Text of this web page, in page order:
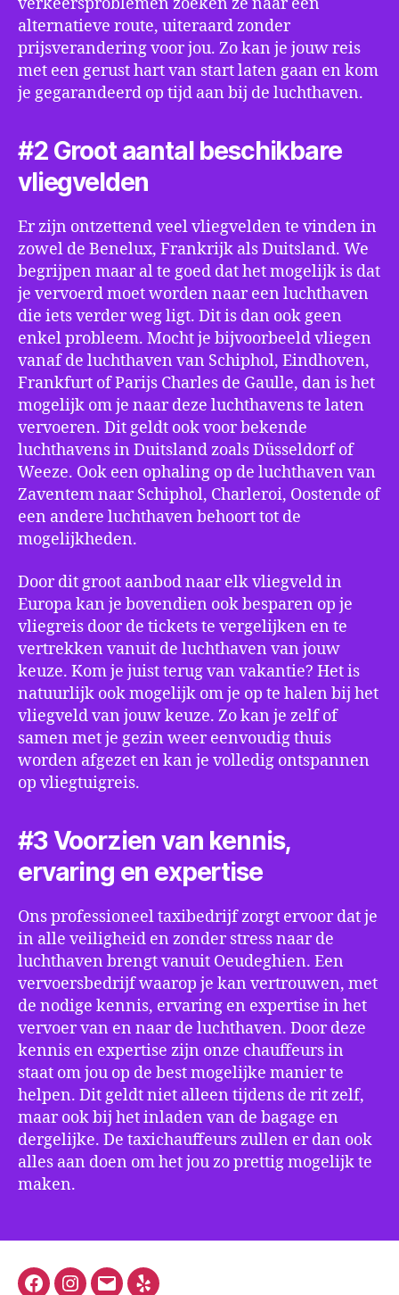
alternatieve route, uiteraard zonder
prijsverandering voor jou. Zo kan je jouw reis
met een gerust hart van start laten gaan en kom
je gegarandeerd op tijd aan bij de luchthaven.
#2 Groot aantal beschikbare
vliegvelden
Er zijn ontzettend veel vliegvelden te vinden in
zowel de Benelux, Frankrijk als Duitsland. We
begrijpen maar al te goed dat het mogelijk is dat
je vervoerd moet worden naar een luchthaven
die iets verder weg ligt. Dit is dan ook geen
enkel probleem. Mocht je bijvoorbeeld vliegen
vanaf de luchthaven van Schiphol, Eindhoven,
Frankfurt of Parijs Charles de Gaulle, dan is het
mogelijk om je naar deze luchthavens te laten
vervoeren. Dit geldt ook voor bekende
luchthavens in Duitsland zoals Düsseldorf of
Weeze. Ook een ophaling op de luchthaven van
Zaventem naar Schiphol, Charleroi, Oostende of
een andere luchthaven behoort tot de
mogelijkheden.
Door dit groot aanbod naar elk vliegveld in
Europa kan je bovendien ook besparen op je
vliegreis door de tickets te vergelijken en te
vertrekken vanuit de luchthaven van jouw
keuze. Kom je juist terug van vakantie? Het is
natuurlijk ook mogelijk om je op te halen bij het
vliegveld van jouw keuze. Zo kan je zelf of
samen met je gezin weer eenvoudig thuis
worden afgezet en kan je volledig ontspannen
op vliegtuigreis.
#3 Voorzien van kennis,
ervaring en expertise
Ons professioneel taxibedrijf zorgt ervoor dat je
in alle veiligheid en zonder stress naar de
luchthaven brengt vanuit Oeudeghien. Een
vervoersbedrijf waarop je kan vertrouwen, met
de nodige kennis, ervaring en expertise in het
vervoer van en naar de luchthaven. Door deze
kennis en expertise zijn onze chauffeurs in
staat om jou op de best mogelijke manier te
helpen. Dit geldt niet alleen tijdens de rit zelf,
maar ook bij het inladen van de bagage en
dergelijke. De taxichauffeurs zullen er dan ook
alles aan doen om het jou zo prettig mogelijk te
maken.